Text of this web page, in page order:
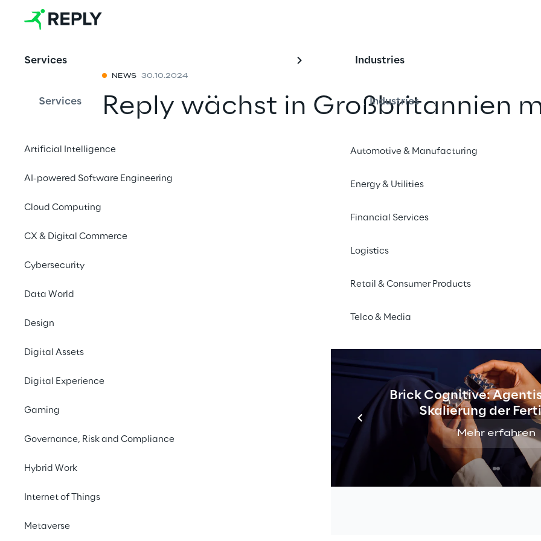
Services
Services
Artificial Intelligence
AI-powered Software Engineering
Cloud Computing
CX & Digital Commerce
Cybersecurity
Data World
Design
Digital Assets
Digital Experience
Gaming
Governance, Risk and Compliance
Hybrid Work
Internet of Things
Metaverse
Industries
Industries
Automotive & Manufacturing
Energy & Utilities
Financial Services
Logistics
Retail & Consumer Products
Telco & Media
Brick Cognitive:
Skalierung der
Mehr erfahren
NEWS 30.10.2024
Reply wächst in Großbritannien
von Projekten für die digitale
Transformation im
Solirius wurde 2007 in London gegründet und bietet
abzielen, die Arbeitsweise zunehmend kundenzentriert und nachhaltig zu
Kompetenzen, die vom Entwurf von Datenarchitekturen bis hin zur Planung
digitaler Dienstleistungen reichen, kombiniert werden.
Solirius, das insbesondere über eine starke Spezialisierung auf künstliche
Lieferung und Datenmanagement verfügt, arbeitet für die wichtigsten
Regierungsbehörden am Prozess der digitalen Transformation und der